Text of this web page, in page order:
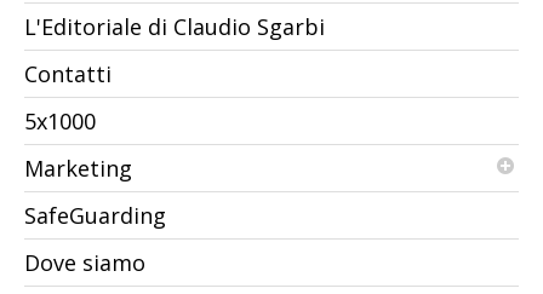
L'Editoriale di Claudio Sgarbi
Contatti
5x1000
Marketing
SafeGuarding
Dove siamo